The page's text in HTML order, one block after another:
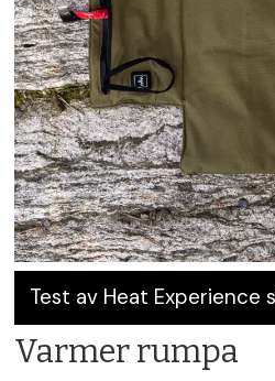
Test av Heat Experience
Varmer rumpa